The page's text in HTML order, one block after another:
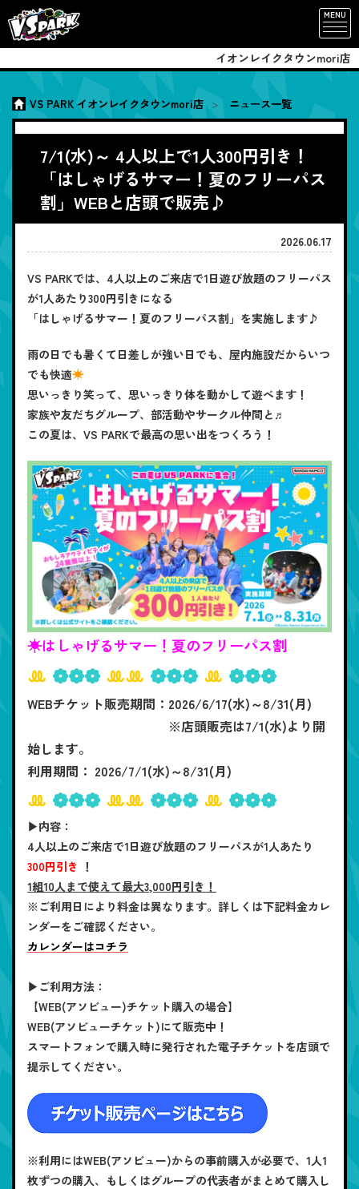
MENU
イオンレイクタウンmori店
VS PARK イオンレイクタウンmori店 ニュース一覧
7/1(水)～ 4人以上で1人300円引き！
「はしゃげるサマー！夏のフリーパス
割」WEBと店頭で販売♪
2026.06.17
VS PARKでは、4人以上のご来店で1日遊び放題のフリーパス
が1人あたり300円引きになる
「はしゃげるサマー！夏のフリーパス割」を実施します♪
雨の日でも暑くて日差しが強い日でも、屋内施設だからいつ
でも快適☀
思いっきり笑って、思いっきり体を動かして遊べます！
家族や友だちグループ、部活動やサークル仲間と♬
この夏は、VS PARKで最高の思い出をつくろう！
☀はしゃげるサマー！夏のフリーパス割
ꔛ ❁❁❁ ꔛꔛ ❁❁❁ ꔛ ❁❁❁
WEBチケット販売期間：2026/6/17(水)～8/31(月)
※店頭販売は7/1(水)より開
始します。
利用期間： 2026/7/1(水)～8/31(月)
ꔛ ❁❁❁ ꔛꔛ ❁❁❁ ꔛ ❁❁❁
▶内容：
4人以上のご来店で1日遊び放題のフリーパスが1人あたり
300円引き ！
1組10人まで使えて最大3,000円引き！
※ご利用日により料金は異なります。詳しくは下記料金カレ
ンダーをご確認ください。
カレンダーはコチラ
▶ご利用方法：
【WEB(アソビュー)チケット購入の場合】
WEB(アソビューチケット)にて販売中！
スマートフォンで購入時に発行された電子チケットを店頭で
提示してください。
※利用にはWEB(アソビュー)からの事前購入が必要で、1人1
枚ずつの購入、もしくはグループの代表者がまとめて購入し